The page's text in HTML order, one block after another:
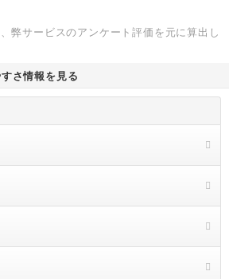
弊サービスのアンケート評価を元に算出し
さ情報を見る